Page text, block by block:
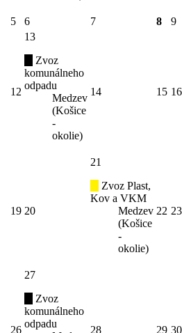
5 6 7 8 9
12
13
Zvoz
komunálneho
odpadu
Medzev
(Košice
-
okolie)
14 15 16
19 20
21
Zvoz Plast,
Kov a VKM
Medzev
(Košice
-
okolie)
22 23
26
27
Zvoz
komunálneho
odpadu
28 29 30